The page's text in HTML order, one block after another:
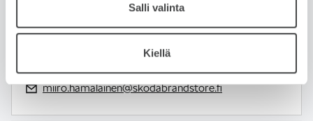
Salli valinta
Kiellä
050 407 7113
miiro.hamalainen@skodabrandstore.fi